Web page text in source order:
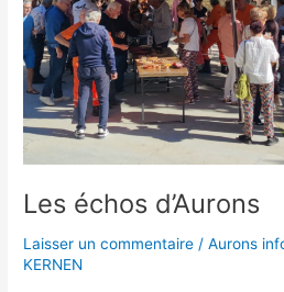
Les échos d’Aurons
Laisser un commentaire /Aurons
KERNEN